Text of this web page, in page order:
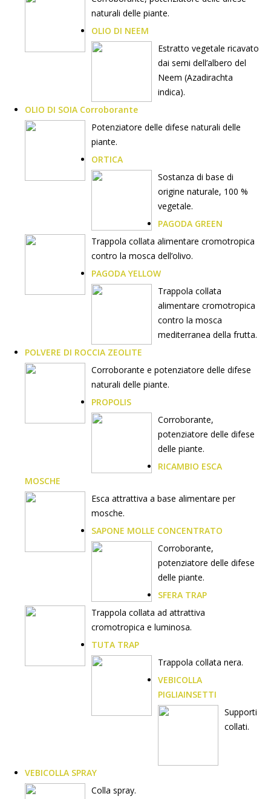
naturali delle piante.
OLIO DI NEEM
Estratto vegetale ricavato
dai semi dell’albero del
Neem (Azadirachta
indica).
OLIO DI SOIA Corroborante
Potenziatore delle difese naturali delle
piante.
ORTICA
Sostanza di base di
origine naturale, 100 %
vegetale.
PAGODA GREEN
Trappola collata alimentare cromotropica
contro la mosca dell’olivo.
PAGODA YELLOW
Trappola collata
alimentare cromotropica
contro la mosca
mediterranea della frutta.
POLVERE DI ROCCIA ZEOLITE
Corroborante e potenziatore delle difese
naturali delle piante.
PROPOLIS
Corroborante,
potenziatore delle difese
delle piante.
RICAMBIO ESCA
MOSCHE
Esca attrattiva a base alimentare per
mosche.
SAPONE MOLLE CONCENTRATO
Corroborante,
potenziatore delle difese
delle piante.
SFERA TRAP
Trappola collata ad attrattiva
cromotropica e luminosa.
TUTA TRAP
Trappola collata nera.
VEBICOLLA
PIGLIAINSETTI
Supporti
collati.
VEBICOLLA SPRAY
Colla spray.